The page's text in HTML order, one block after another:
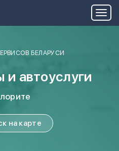
БЕЛАРУСИ
и автоуслуги
на карте